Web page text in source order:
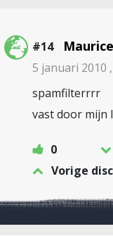
#14 Maurice
5 januari 2010 ,
spamfilterrrr
vast door mijn
0
Vorige